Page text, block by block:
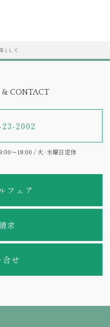
として
& CONTACT
2002
～18:00 / 火･水曜日定休
フェア
求
せ